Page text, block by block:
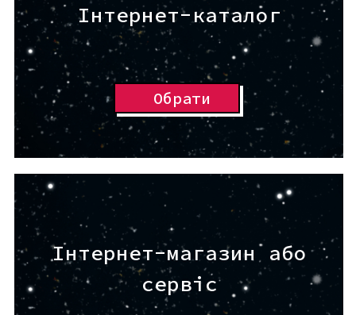
Інтернет-каталог
Обрати
Інтернет-магазин або
сервіс